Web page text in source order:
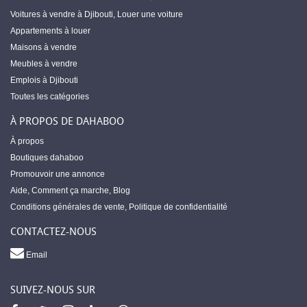
Voitures à vendre à Djibouti, Louer une voiture
Appartements à louer
Maisons à vendre
Meubles à vendre
Emplois à Djibouti
Toutes les catégories
À PROPOS DE DAHABOO
À propos
Boutiques dahaboo
Promouvoir une annonce
Aide, Comment ça marche, Blog
Conditions générales de vente, Politique de confidentialité
CONTACTEZ-NOUS
Email
SUIVEZ-NOUS SUR